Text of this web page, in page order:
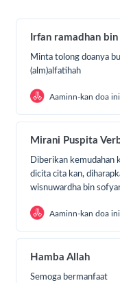
bangunan
dan mengaji,
memperkuat iman
Oleh karena itu,
saudari untuk
impian
yang layak dan
Anda sangat
hidup dan spiritual
Setiap donasi
untuk:
1. Pembelian
batu, dan besi.
Irfan ramadhan
Minta tolong doanya
(alm)alfatihah
Aaminn-kan doa ini
Mirani Puspita
Diberikan kemudahan
dicita cita kan,
wisnuwardha bin
Aaminn-kan doa ini
Hamba Allah
Semoga bermanfaat